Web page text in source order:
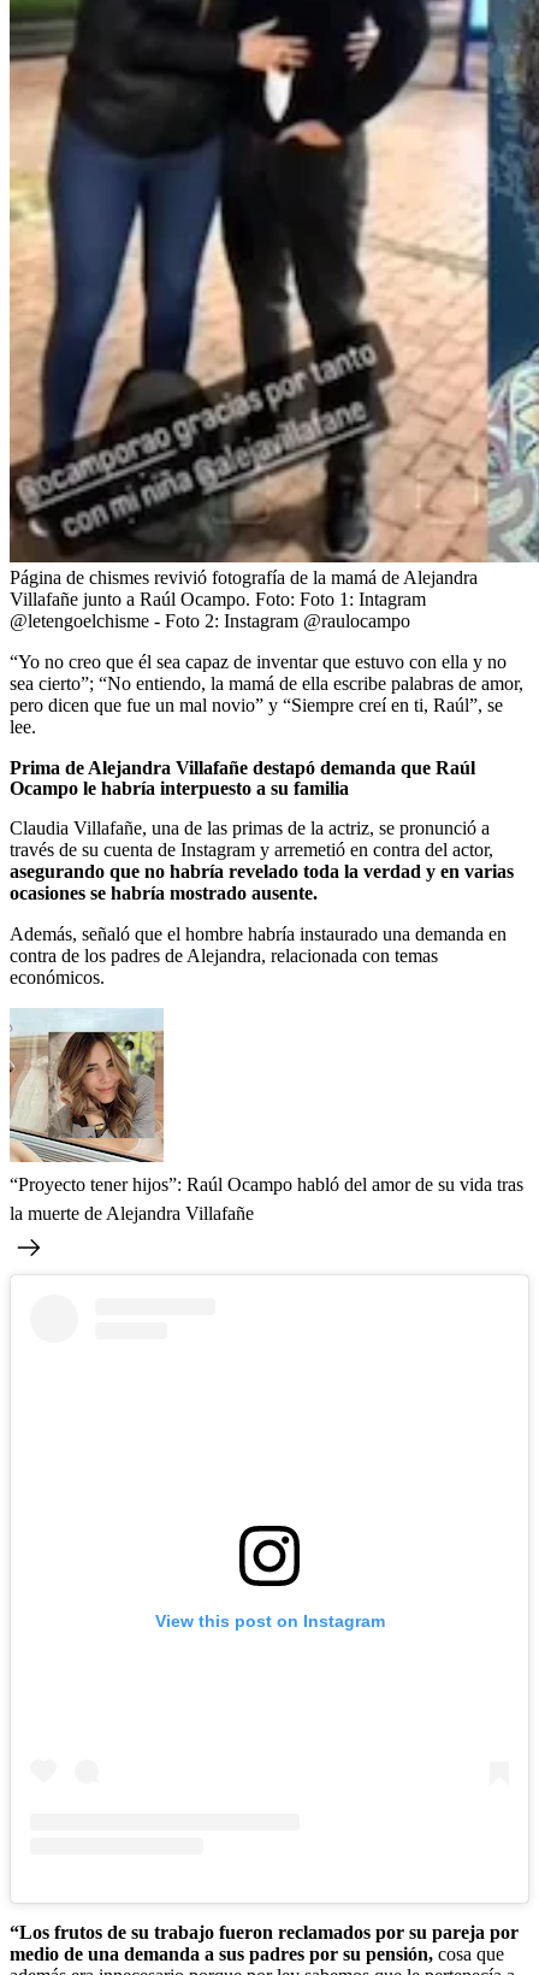
Página de chismes revivió fotografía de la mamá de Alejandra
Villafañe junto a Raúl Ocampo. Foto: Foto 1: Intagram
@letengoelchisme - Foto 2: Instagram @raulocampo
“Yo no creo que él sea capaz de inventar que estuvo con ella y no
sea cierto”; “No entiendo, la mamá de ella escribe palabras de amor,
pero dicen que fue un mal novio” y “Siempre creí en ti, Raúl”, se
lee.
Prima de Alejandra Villafañe destapó demanda que Raúl
Ocampo le habría interpuesto a su familia
Claudia Villafañe, una de las primas de la actriz, se pronunció a
través de su cuenta de Instagram y arremetió en contra del actor,
asegurando que no habría revelado toda la verdad y en varias
ocasiones se habría mostrado ausente.
Además, señaló que el hombre habría instaurado una demanda en
contra de los padres de Alejandra, relacionada con temas
económicos.
“Proyecto tener hijos”: Raúl Ocampo habló del amor de su vida tras
la muerte de Alejandra Villafañe
View this post on Instagram
“Los frutos de su trabajo fueron reclamados por su pareja por
medio de una demanda a sus padres por su pensión, cosa que